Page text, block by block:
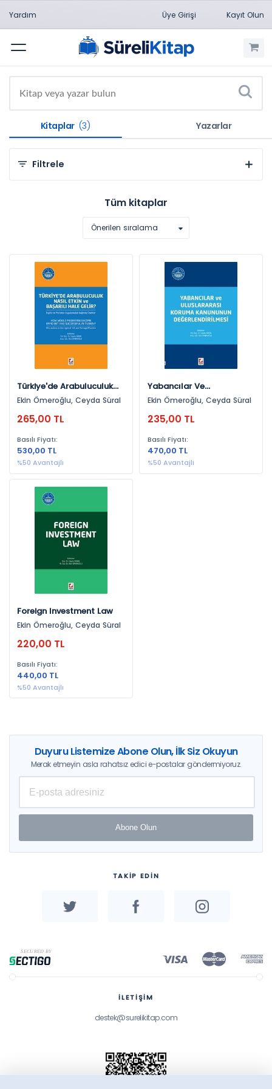
Yardım Üye Girişi Kayıt Olun
Menü
Kitaplar (3) Yazarlar
Filtrele
Konulara Göre
Medeni Usul Hukuku (1)
Uluslararası Hukuk (1)
Hukuk (1)
Yayınevlerine Göre
Yıllara Göre
2015 (2)
2016 (1)
Tüm kitaplar
Önerilen sıralama
Türkiye'de Arabuluculuk
Nasıl Etkin Ve Başarılı
Hale Gelir? İngiliz Ve
Portekiz Uygulamaları
Ekin Ömeroğlu, Ceyda Süral
265,00 TL
Basılı Fiyatı:
530,00 TL
%50 Avantajlı
Yabancılar Ve
Uluslararası Koruma
Kanununun
Değerlendirilmesi
Ekin Ömeroğlu, Ceyda Süral
235,00 TL
Basılı Fiyatı:
470,00 TL
%50 Avantajlı
Foreign Investment Law
Ekin Ömeroğlu, Ceyda Süral
220,00 TL
Basılı Fiyatı:
440,00 TL
%50 Avantajlı
Duyuru Listemize Abone Olun, İlk Siz Okuyun
Merak etmeyin asla rahatsız edici e-postalar göndermiyoruz.
Abone Olun
TAKİP EDİN
İLETİŞİM
destek@surelikitap.com